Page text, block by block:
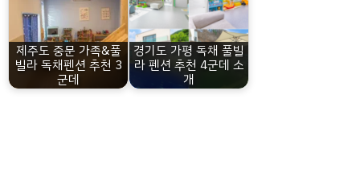
제주도 중문 가족&풀
빌라 독채펜션 추천 3
군데
경기도 가평 독채 풀빌
라 펜션 추천 4군데 소
개